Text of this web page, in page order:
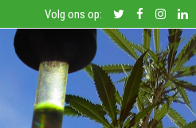
Volg ons op: